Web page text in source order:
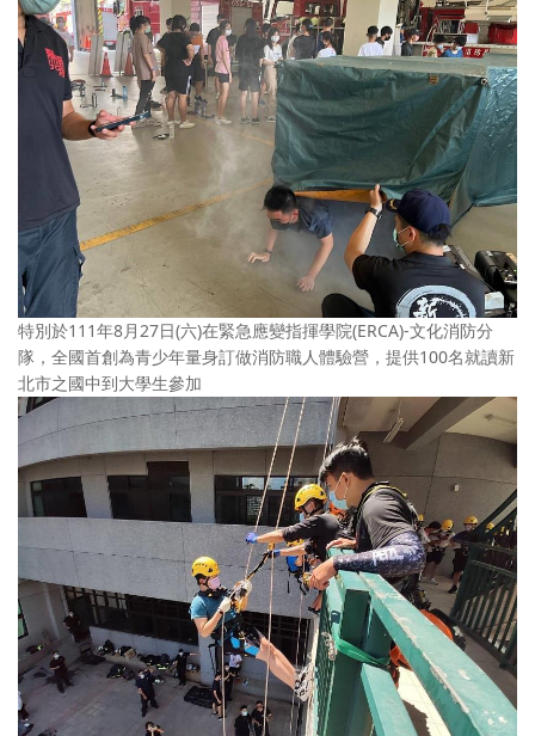
特別於111年8月27日(六)在緊急應變指揮學院(ERCA)-文化消防分
隊，全國首創為青少年量身訂做消防職人體驗營，提供100名就讀新
北市之國中到大學生參加